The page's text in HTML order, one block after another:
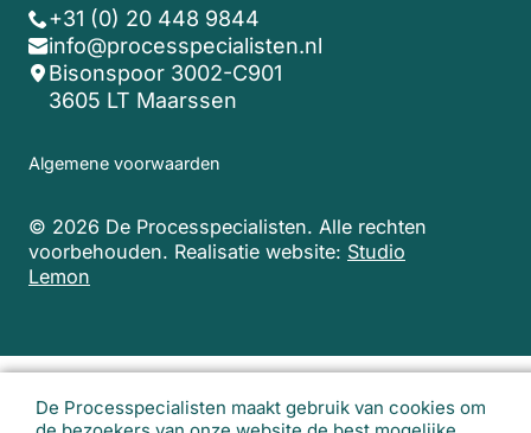
De Processpecialisten maakt gebruik van cookies om
+31 (0) 20 448 9844
info@processpecialisten.nl
Bisonspoor 3002-C901
3605 LT Maarssen
Algemene voorwaarden
© 2026 De Processpecialisten. Alle rechten
voorbehouden. Realisatie website: Studio
Lemon